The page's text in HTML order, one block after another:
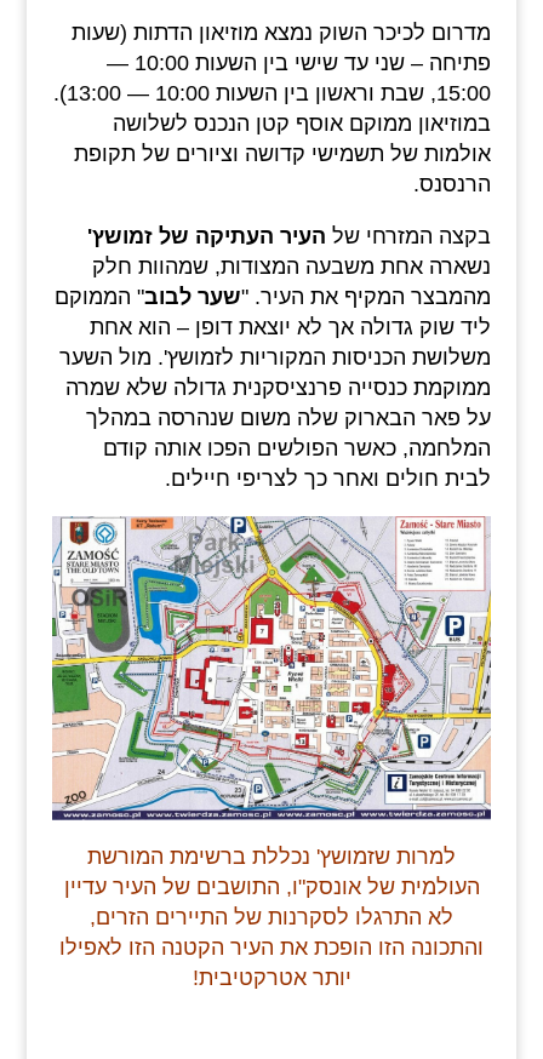
מדרום לכיכר השוק נמצא מוזיאון הדתות (שעות
פתיחה – שני עד שישי בין השעות 10:00 —
15:00, שבת וראשון בין השעות 10:00 — 13:00).
במוזיאון ממוקם אוסף קטן הנכנס לשלושה
אולמות של תשמישי קדושה וציורים של תקופת
הרנסנס.
בקצה המזרחי של העיר העתיקה של זמושץ'
נשארה אחת משבעה המצודות, שמהוות חלק
מהמבצר המקיף את העיר. "שער לבוב" הממוקם
ליד שוק גדולה אך לא יוצאת דופן – הוא אחת
משלושת הכניסות המקוריות לזמושץ'. מול השער
ממוקמת כנסייה פרנציסקנית גדולה שלא שמרה
על פאר הבארוק שלה משום שנהרסה במהלך
המלחמה, כאשר הפולשים הפכו אותה קודם
לבית חולים ואחר כך לצריפי חיילים.
למרות שזמושץ' נכללת ברשימת המורשת
העולמית של אונסק"ו, התושבים של העיר עדיין
לא התרגלו לסקרנות של התיירים הזרים,
והתכונה הזו הופכת את העיר הקטנה הזו לאפילו
יותר אטרקטיבית!